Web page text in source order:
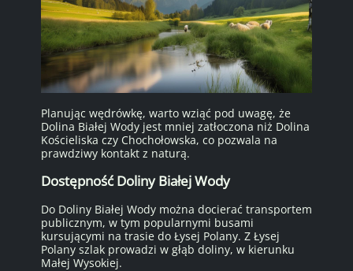
Planując wędrówkę, warto wziąć pod uwagę, że
Dolina Białej Wody jest mniej zatłoczona niż Dolina
Kościeliska czy Chochołowska, co pozwala na
prawdziwy kontakt z naturą.
Dostępność Doliny Białej Wody
Do Doliny Białej Wody można docierać transportem
publicznym, w tym popularnymi busami
kursującymi na trasie do Łysej Polany. Z Łysej
Polany szlak prowadzi w głąb doliny, w kierunku
Małej Wysokiej.